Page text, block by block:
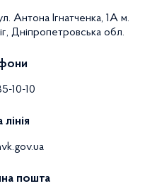
Антона Ігнатченка, 1А м.
Дніпропетровська обл.
10-10
лінія
пошта